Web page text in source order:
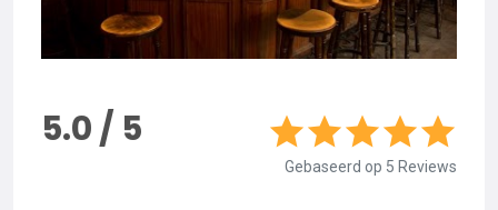
5.0 / 5
Gebaseerd op 5 Reviews